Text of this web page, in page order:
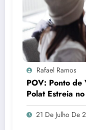
Rafael Ramos
POV: Ponto
Polat Estreia
21 De Julho De